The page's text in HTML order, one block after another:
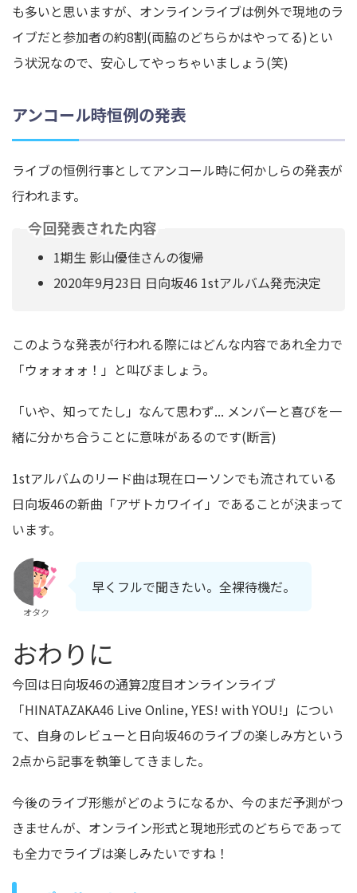
も多いと思いますが、オンラインライブは例外で現地のラ
イブだと参加者の約8割(両脇のどちらかはやってる)とい
う状況なので、安心してやっちゃいましょう(笑)
アンコール時恒例の発表
ライブの恒例行事としてアンコール時に何かしらの発表が
行われます。
今回発表された内容
1期生 影山優佳さんの復帰
2020年9月23日 日向坂46 1stアルバム発売決定
このような発表が行われる際にはどんな内容であれ全力で
「ウォォォォ！」と叫びましょう。
「いや、知ってたし」なんて思わず... メンバーと喜びを一
緒に分かち合うことに意味があるのです(断言)
1stアルバムのリード曲は現在ローソンでも流されている
日向坂46の新曲「アザトカワイイ」であることが決まって
います。
オタク
早くフルで聞きたい。全裸待機だ。
おわりに
今回は日向坂46の通算2度目オンラインライブ
「HINATAZAKA46 Live Online, YES! with YOU!」につい
て、自身のレビューと日向坂46のライブの楽しみ方という
2点から記事を執筆してきました。
今後のライブ形態がどのようになるか、今のまだ予測がつ
きませんが、オンライン形式と現地形式のどちらであって
も全力でライブは楽しみたいですね！